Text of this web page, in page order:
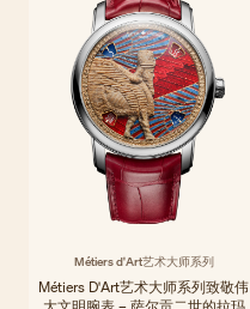
Métiers d'Art艺术大师系列
Métiers D'Art艺术大师系列致敬伟